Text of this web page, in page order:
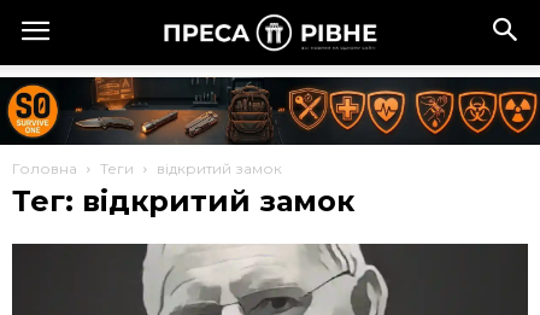
Головна Теги відкритий замок
Тег: відкритий замок